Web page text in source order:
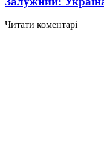
Читати коментарі